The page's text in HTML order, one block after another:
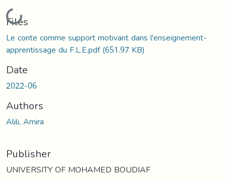
Loading...
Files
Le conte comme support motivant dans l'enseignement-
apprentissage du F.L.E.pdf(651.97 KB)
Date
2022-06
Authors
Alili, Amira
Publisher
UNIVERSITY OF MOHAMED BOUDIAF